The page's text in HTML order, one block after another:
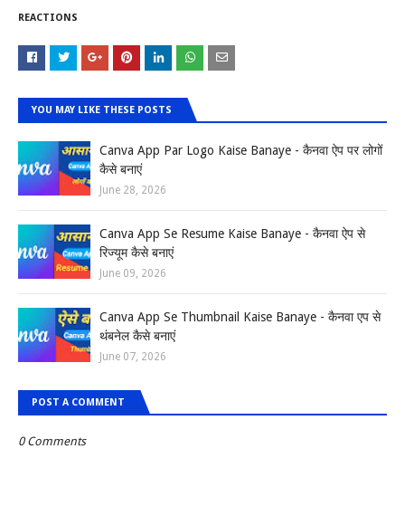
REACTIONS
YOU MAY LIKE THESE POSTS
Canva App Par Logo Kaise Banaye - कैनवा ऐप पर लोगों
कैसे बनाएं
June 28, 2026
Canva App Se Resume Kaise Banaye - कैनवा ऐप से
रिज्यूम कैसे बनाएं
June 09, 2026
Canva App Se Thumbnail Kaise Banaye - कैनवा एप से
थंबनेल कैसे बनाएं
June 07, 2026
POST A COMMENT
0 Comments